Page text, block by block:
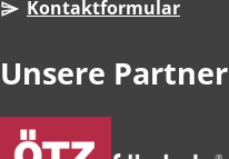
Kontaktformular
Unsere Partner